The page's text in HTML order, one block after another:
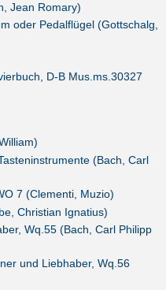
Jean Romary)
oder Pedalflügel (Gottschalg,
D-B Mus.ms.30327
(Bach, Carl
7 (Clementi, Muzio)
Christian Ignatius)
Wq.55 (Bach, Carl Philipp
und Liebhaber, Wq.56